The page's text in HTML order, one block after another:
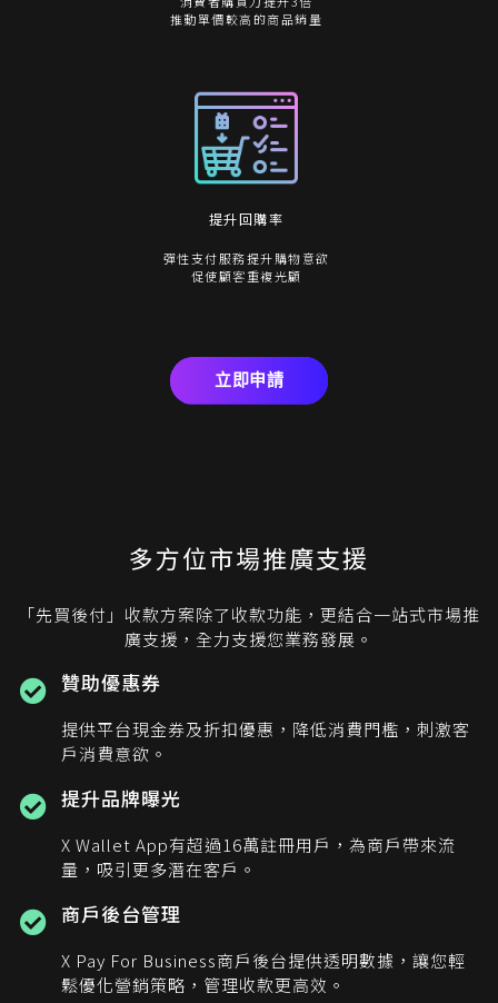
推動單價較高的商品銷量
提升回購率
彈性支付服務提升購物意欲
促使顧客重複光顧
立即申請
多方位市場推廣支援
「先買後付」收款方案除了收款功能，更結合一站式市場推
廣支援，全力支援您業務發展。
贊助優惠券
提供平台現金券及折扣優惠，降低消費門檻，刺激客
戶消費意欲。
提升品牌曝光
X Wallet App有超過16萬註冊用戶，為商戶帶來流
量，吸引更多潛在客戶。
商戶後台管理
X Pay For Business商戶後台提供透明數據，讓您輕
鬆優化營銷策略，管理收款更高效。